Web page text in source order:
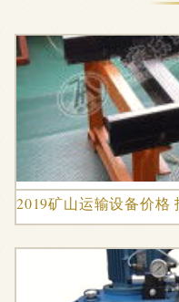
2019矿山运输设备价格